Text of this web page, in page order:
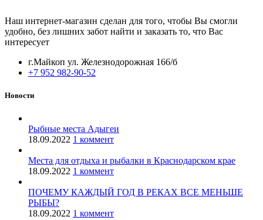
Наш интернет-магазин сделан для того, чтобы Вы смогли
удобно, без лишних забот найти и заказать то, что Вас
интересует
г.Майкоп ул. Железнодорожная 166/б
+7 952 982-90-52
Новости
Рыбные места Адыгеи
18.09.2022 1 коммент
Места для отдыха и рыбалки в Краснодарском крае
18.09.2022 1 коммент
ПОЧЕМУ КАЖДЫЙ ГОД В РЕКАХ ВСЕ МЕНЬШЕ
РЫБЫ?
18.09.2022 1 коммент